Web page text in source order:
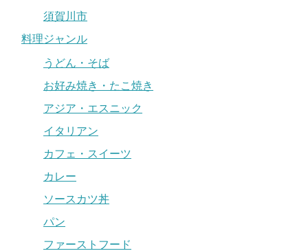
須賀川市
料理ジャンル
うどん・そば
お好み焼き・たこ焼き
アジア・エスニック
イタリアン
カフェ・スイーツ
カレー
ソースカツ丼
パン
ファーストフード